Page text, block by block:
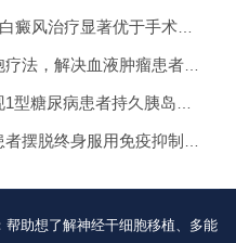
726例患者证实：干细胞移植对白癜风治疗显著优于手术，八成患者有效复色
欧盟批准全球首款脐带血干细胞疗法，解决血液肿瘤患者供体短缺难题
全球首例：自体干细胞移植实现1型糖尿病患者持久胰岛素独立
梅奥诊所：干细胞疗法使肾病患者摆脱终身服用免疫抑制药物的困扰
帮助想了解神经干细胞移植、多能